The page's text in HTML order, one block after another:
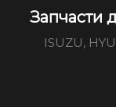
Запчасти
ISUZU,